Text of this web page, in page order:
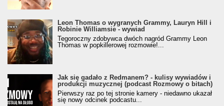
Leon Thomas o wygranych Grammy, Lauryn Hill i
Robinie Williamsie - wywiad
Tegoroczny zdobywca dwóch nagród Grammy Leon
Thomas w popkillerowej rozmowie!...
Jak się gadało z Redmanem? - kulisy wywiadów i
produkcji muzycznej (podcast Rozmowy o bitach)
Pierwszy raz po tej stronie kamery - niedawno ukazał
się nowy odcinek podcastu...